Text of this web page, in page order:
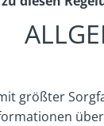
größter